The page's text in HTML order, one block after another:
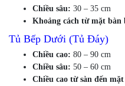
Chiều sâu: 30 – 35 cm
Khoảng cách từ mặt bàn
Tủ Bếp Dưới (Tủ Đáy)
Chiều cao: 80 – 90 cm
Chiều sâu: 50 – 60 cm
Chiều cao từ sàn đến